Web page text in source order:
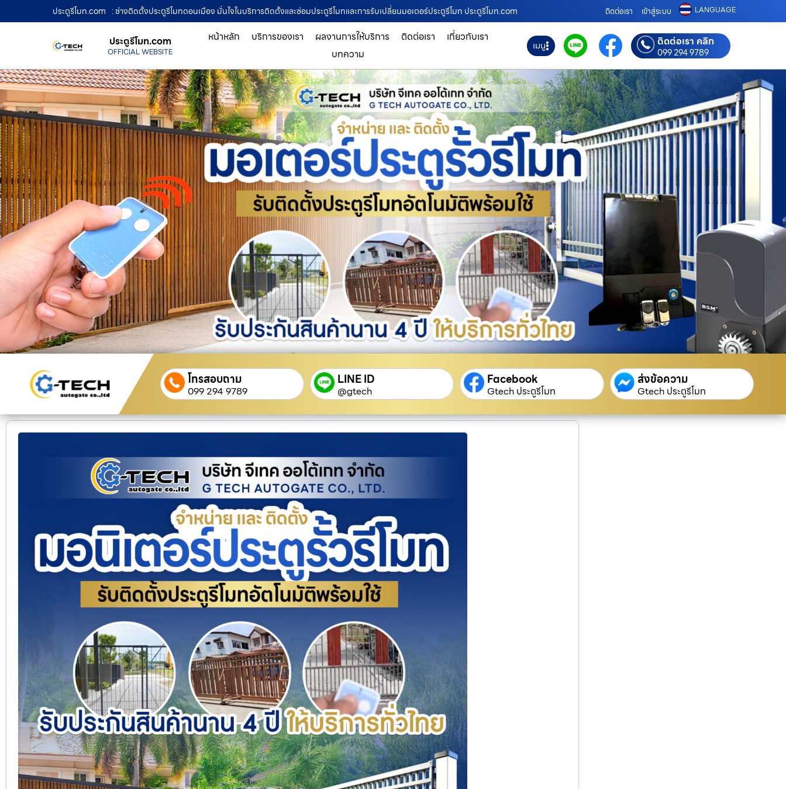
ประตูรีโมท.com : ช่างติดตั้งประตูรีโมทดอนเมือง มั่นใจในบริการติดตั้งและซ่อมประตูรีโมทและการรับเปลี่ยนมอเตอร์ประตูรีโมท ประตูรีโมท.com ติดต่อเรา เข้าสู่ระบบ LANGUAGE
ประตูรีโมท.com
OFFICIAL WEBSITE
หน้าหลัก บริการของเรา ผลงานการให้บริการ ติดต่อเรา
เกี่ยวกับเรา
บทความ
เมนู ติดต่อเรา คลิก
099 294 9789
โทรสอบถาม
099 294 9789
LINE ID
@gtech
Facebook
Gtech ประตูรีโมท
ส่งข้อความ
Gtech ประตูรีโมท